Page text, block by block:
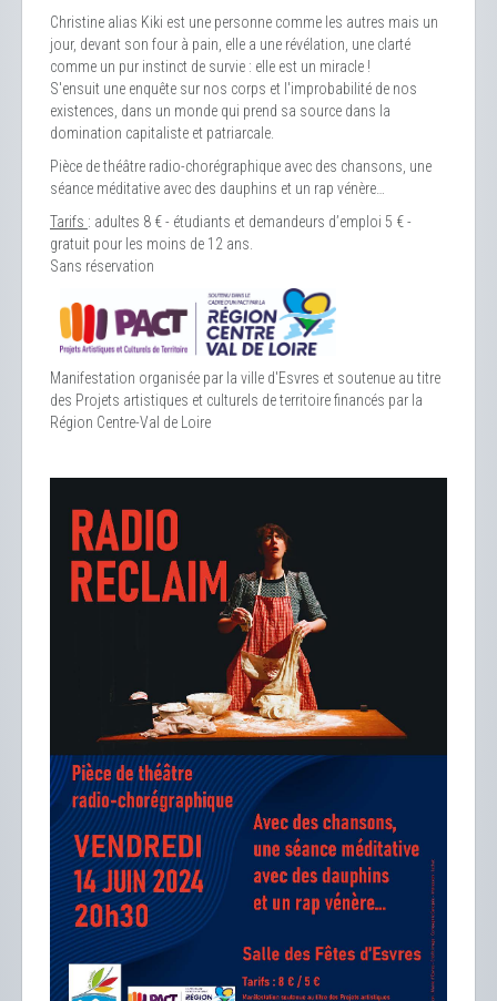
Christine alias Kiki est une personne comme les autres mais un
jour, devant son four à pain, elle a une révélation, une clarté
comme un pur instinct de survie : elle est un miracle !
S'ensuit une enquête sur nos corps et l'improbabilité de nos
existences, dans un monde qui prend sa source dans la
domination capitaliste et patriarcale.
Pièce de théâtre radio-chorégraphique avec des chansons, une
séance méditative avec des dauphins et un rap vénère…
Tarifs : adultes 8 € - étudiants et demandeurs d’emploi 5 € -
gratuit pour les moins de 12 ans.
Sans réservation
Manifestation organisée par la ville d'Esvres et soutenue au titre
des Projets artistiques et culturels de territoire financés par la
Région Centre-Val de Loire